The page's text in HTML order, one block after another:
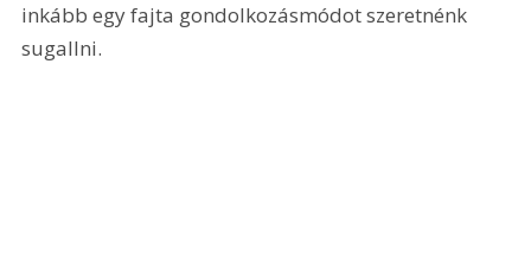
inkább egy fajta gondolkozásmódot szeretnénk
sugallni.